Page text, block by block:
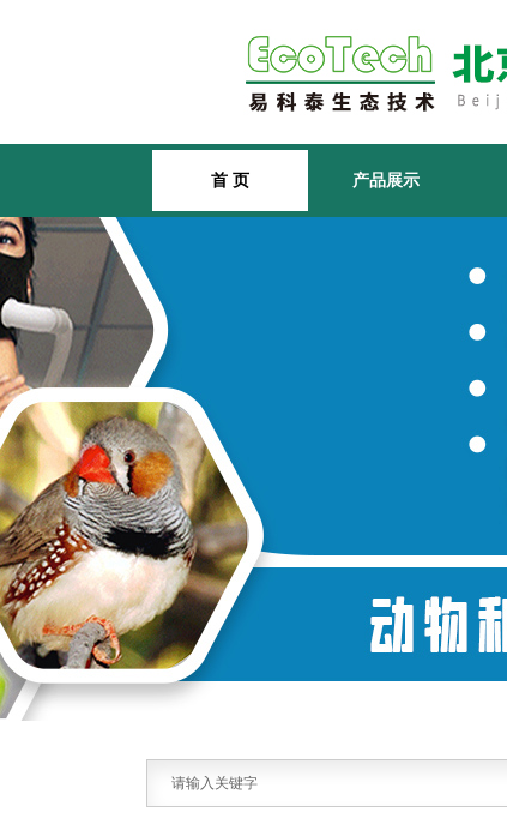
首 页 产品展示